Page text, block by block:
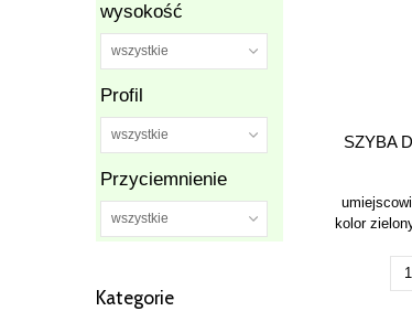
wysokość
wszystkie
Profil
wszystkie
Przyciemnienie
wszystkie
Kategorie
SZYBA
kolor